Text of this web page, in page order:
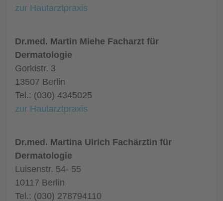
zur Hautarztpraxis
Dr.med. Martin Miehe Facharzt für
Dermatologie
Gorkistr. 3
13507 Berlin
Tel.: (030) 4345025
zur Hautarztpraxis
Dr.med. Martina Ulrich Fachärztin für
Dermatologie
Luisenstr. 54- 55
10117 Berlin
Tel.: (030) 278794110